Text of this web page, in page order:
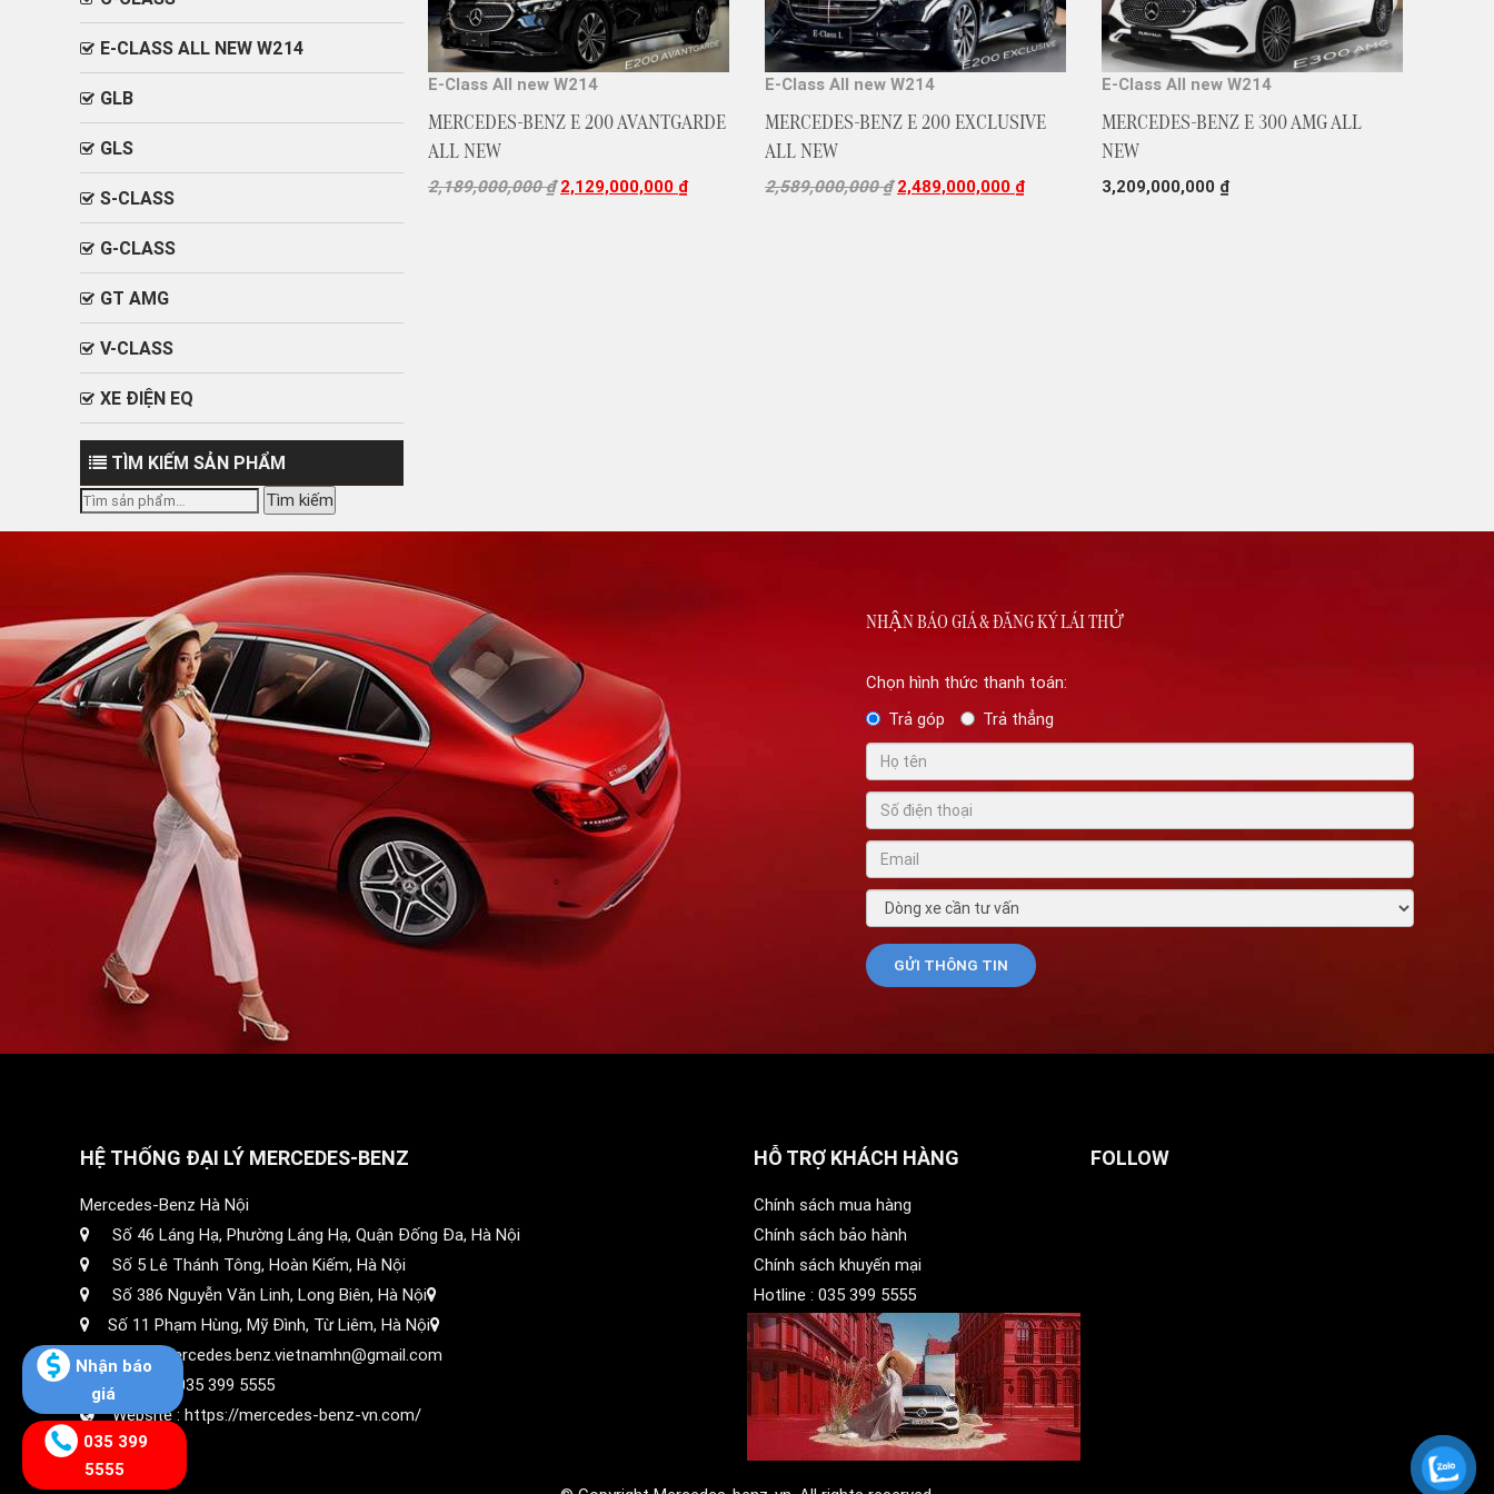
E-Class All new W214
MERCEDES-BENZ E 200 AVANTGARDE
ALL NEW
2,189,000,000₫ 2,129,000,000 ₫
E-Class All new W214
MERCEDES-BENZ E 200 EXCLUSIVE
ALL NEW
2,589,000,000₫ 2,489,000,000 ₫
E-Class All new W214
MERCEDES-BENZ E 300 AMG ALL
NEW
3,209,000,000 ₫
E-CLASS ALL NEW W214
GLB
GLS
S-CLASS
G-CLASS
GT AMG
V-CLASS
XE ĐIỆN EQ
TÌM KIẾM SẢN PHẨM
Tìm
kiếm:
Tìm kiếm
Nhận báo
giá
035 399
5555
NHẬN BÁO GIÁ & ĐĂNG KÝ LÁI THỬ
Chọn hình thức thanh toán:
Trả góp
Trả thẳng
HỆ THỐNG ĐẠI LÝ MERCEDES-BENZ
Mercedes-Benz Hà Nội
Số 46 Láng Hạ, Phường Láng Hạ, Quận Đống Đa, Hà Nội
Số 5 Lê Thánh Tông, Hoàn Kiếm, Hà Nội
Số 386 Nguyễn Văn Linh, Long Biên, Hà Nội
Số 11 Phạm Hùng, Mỹ Đình, Từ Liêm, Hà Nội
Email: mercedes.benz.vietnamhn@gmail.com
Hotline :
035 399 5555
Website : https://mercedes-benz-vn.com/
HỖ TRỢ KHÁCH HÀNG
Chính sách mua hàng
Chính sách bảo hành
Chính sách khuyến mại
Hotline : 035 399 5555
FOLLOW